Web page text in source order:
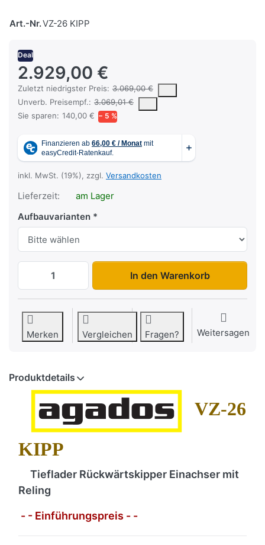
Art.-Nr.VZ-26 KIPP
Deal
2.929,00 €
Zuletzt niedrigster Preis: 3.069,00 €
Es handelt sich um den niedrigsten Preis des Produktes in den
Unverb. Preisempf.: 3.069,01 €
Die UVP ist der vorgeschlagene oder empfohlene Verkaufspreis
Sie sparen: 140,00 € − 5 %
inkl. MwSt. (19%), zzgl. Versandkosten
Lieferzeit:
am Lager
Aufbauvarianten
VZ-26 KIPP zu 2.929,00 €, Menge 1.
In den Warenkorb
Merken Vergleichen Fragen? Weitersagen
Produktdetails
VZ-26
KIPP
Tieflader Rückwärtskipper Einachser mit
Reling
- - Einführungspreis - -